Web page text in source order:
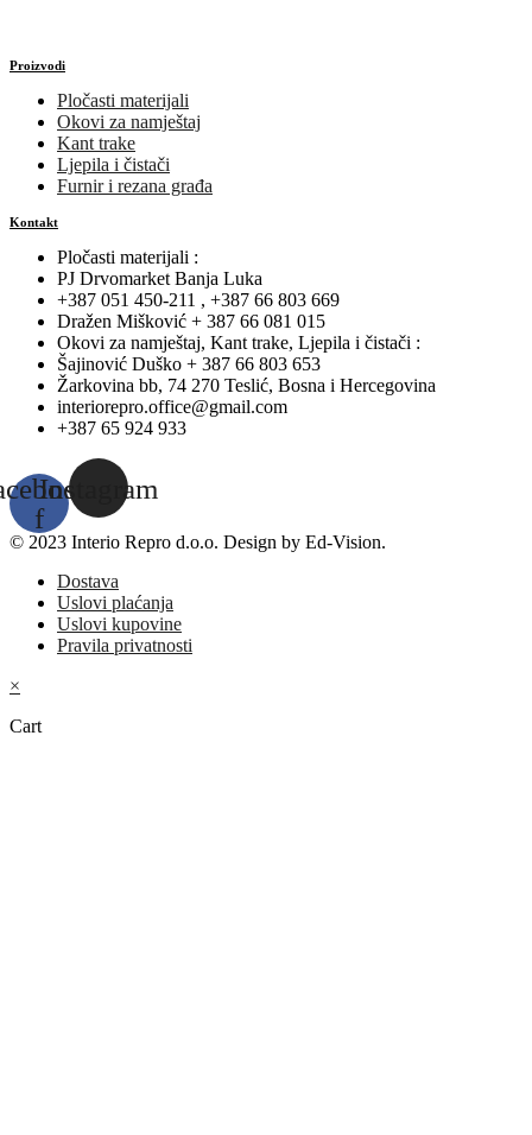
Proizvodi
Pločasti materijali
Okovi za namještaj
Kant trake
Ljepila i čistači
Furnir i rezana građa
Kontakt
Pločasti materijali :
PJ Drvomarket Banja Luka
+387 051 450-211 , +387 66 803 669
Dražen Mišković + 387 66 081 015
Okovi za namještaj, Kant trake, Ljepila i čistači :
Šajinović Duško + 387 66 803 653
Žarkovina bb, 74 270 Teslić, Bosna i Hercegovina
interiorepro.office@gmail.com
+387 65 924 933
f
Instagram
© 2023 Interio Repro d.o.o. Design by Ed-Vision.
Dostava
Uslovi plaćanja
Uslovi kupovine
Pravila privatnosti
×
Cart